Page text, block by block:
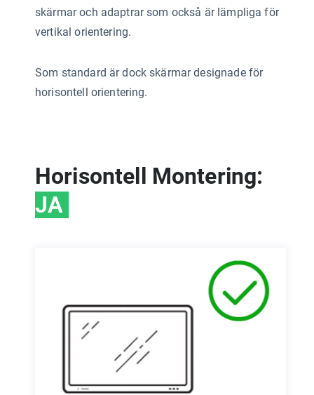
skärmar och adaptrar som också är lämpliga för
vertikal orientering.
Som standard är dock skärmar designade för
horisontell orientering.
Horisontell Montering:
JA